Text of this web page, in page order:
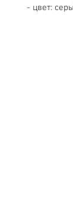
- цвет: